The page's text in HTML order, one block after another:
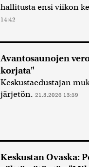
hallitusta ensi viikon
14:42
Avantosaunojen
korjata"
Keskustaedustajan
järjetön. 21.3.2026 13:59
Keskustan Ovaska: